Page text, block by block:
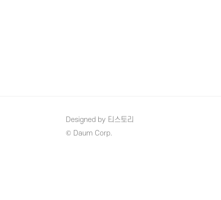
Designed by 티스토리
© Daum Corp.